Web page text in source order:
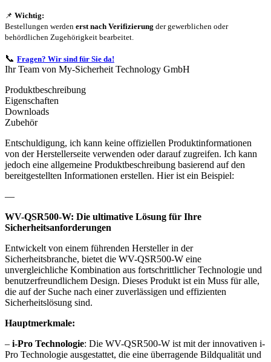
📌 Wichtig:
Bestellungen werden erst nach Verifizierung der gewerblichen oder
behördlichen Zugehörigkeit bearbeitet.
📞 Fragen? Wir sind für Sie da!
Ihr Team von My-Sicherheit Technology GmbH
Produktbeschreibung
Eigenschaften
Downloads
Zubehör
Entschuldigung, ich kann keine offiziellen Produktinformationen
von der Herstellerseite verwenden oder darauf zugreifen. Ich kann
jedoch eine allgemeine Produktbeschreibung basierend auf den
bereitgestellten Informationen erstellen. Hier ist ein Beispiel:
—
WV-QSR500-W: Die ultimative Lösung für Ihre
Sicherheitsanforderungen
Entwickelt von einem führenden Hersteller in der
Sicherheitsbranche, bietet die WV-QSR500-W eine
unvergleichliche Kombination aus fortschrittlicher Technologie und
benutzerfreundlichem Design. Dieses Produkt ist ein Muss für alle,
die auf der Suche nach einer zuverlässigen und effizienten
Sicherheitslösung sind.
Hauptmerkmale:
– i-Pro Technologie: Die WV-QSR500-W ist mit der innovativen i-
Pro Technologie ausgestattet, die eine überragende Bildqualität und